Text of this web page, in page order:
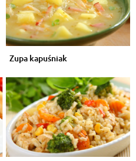
Zupa kapuśniak